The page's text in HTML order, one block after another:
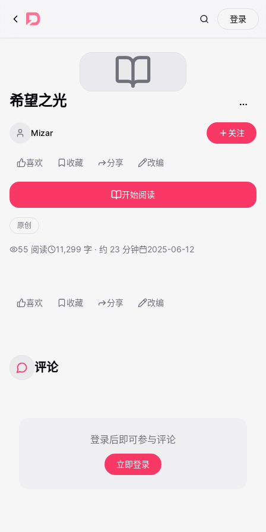
Search登录
希望之光
Mizar 关注
喜欢 收藏 分享 改编
开始阅读
原创
55 阅读 11,299 字 · 约 23 分钟 2025-06-12
喜欢 收藏 分享 改编
评论
登录后即可参与评论
立即登录